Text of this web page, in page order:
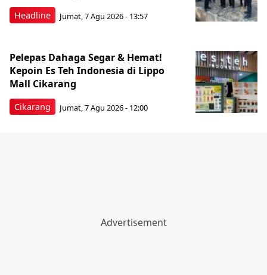
Headline Jumat, 7 Agu 2026 - 13:57
Cikarang
Pelepas Dahaga Segar & Hemat!
Kepoin Es Teh Indonesia di Lippo
Mall Cikarang
Jumat, 7 Agu 2026 - 12:00